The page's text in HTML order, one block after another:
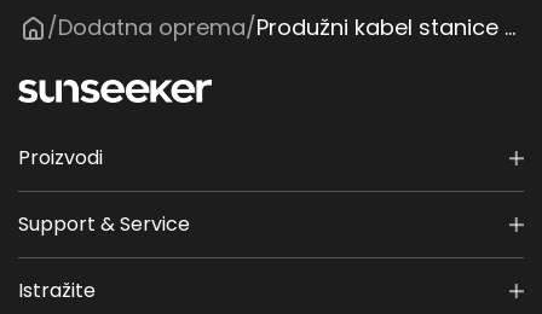
/Dodatna oprema/ Produžni kabel stanice za punjenje
Proizvodi
Support & Service
Istražite